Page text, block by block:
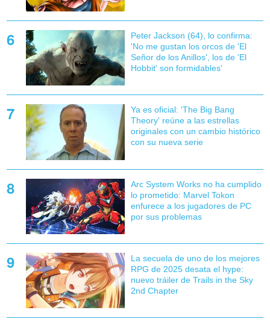
Peter Jackson (64), lo confirma:
'No me gustan los orcos de 'El
Señor de los Anillos', los de 'El
Hobbit' son formidables'
Ya es oficial: 'The Big Bang
Theory' reúne a las estrellas
originales con un cambio histórico
con su nueva serie
Arc System Works no ha cumplido
lo prometido: Marvel Tokon
enfurece a los jugadores de PC
por sus problemas
La secuela de uno de los mejores
RPG de 2025 desata el hype:
nuevo tráiler de Trails in the Sky
2nd Chapter